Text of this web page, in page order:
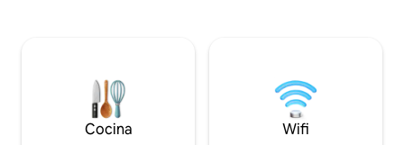
de nadie ni cerraduras y llaves. La casa es
tranquila, está bien cuidada y es ideal
tanto para trabajar como para relajarse.
Normas de la casa: no se permite fumar,
fácilmente. La
escaleras, está en
de estar, el
Cocina Wifi